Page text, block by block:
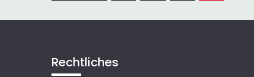
Rechtliches